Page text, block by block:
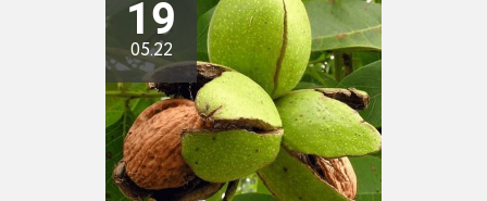
19
05.22